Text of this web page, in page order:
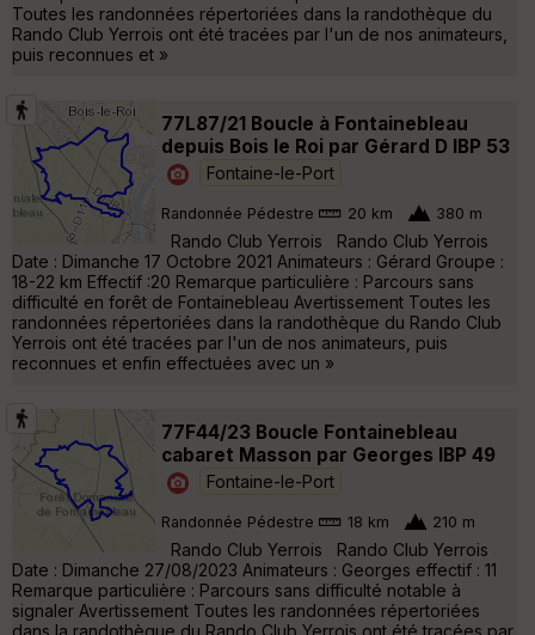
Toutes les randonnées répertoriées dans la randothèque du
Rando Club Yerrois ont été tracées par l'un de nos animateurs,
puis reconnues et »
77L87/21 Boucle à Fontainebleau
depuis Bois le Roi par Gérard D IBP 53
Fontaine-le-Port
Randonnée Pédestre 20 km 380 m
Rando Club Yerrois Rando Club Yerrois
Date : Dimanche 17 Octobre 2021 Animateurs : Gérard Groupe :
18-22 km Effectif :20 Remarque particulière : Parcours sans
difficulté en forêt de Fontainebleau Avertissement Toutes les
randonnées répertoriées dans la randothèque du Rando Club
Yerrois ont été tracées par l'un de nos animateurs, puis
reconnues et enfin effectuées avec un »
77F44/23 Boucle Fontainebleau
cabaret Masson par Georges IBP 49
Fontaine-le-Port
Randonnée Pédestre 18 km 210 m
Rando Club Yerrois Rando Club Yerrois
Date : Dimanche 27/08/2023 Animateurs : Georges effectif : 11
Remarque particulière : Parcours sans difficulté notable à
signaler Avertissement Toutes les randonnées répertoriées
dans la randothèque du Rando Club Yerrois ont été tracées par